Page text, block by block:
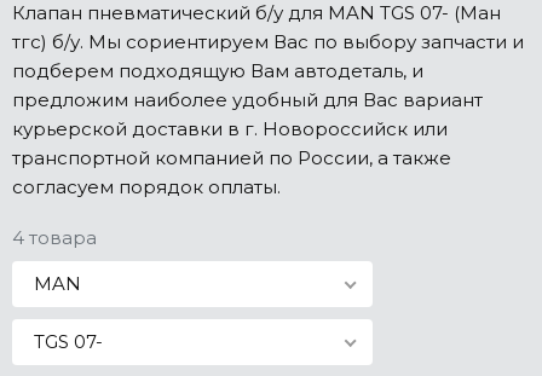
Клапан пневматический б/у для MAN TGS 07- (Ман
тгс) б/у. Мы сориентируем Вас по выбору запчасти и
подберем подходящую Вам автодеталь, и
предложим наиболее удобный для Вас вариант
курьерской доставки в г. Новороссийск или
транспортной компанией по России, а также
согласуем порядок оплаты.
4 товара
MAN
TGS 07-